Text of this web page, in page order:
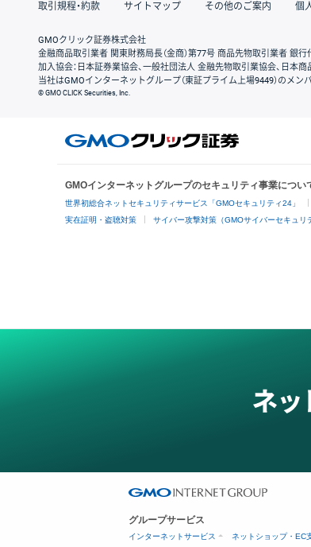
取引規程・約款 サイトマップ その他のご案内 個
GMOクリック証券株式会社
金融商品取引業者 関東財務局長（金商）第77号 商品先物取引業者 銀
加入協会：日本証券業協会、一般社団法人 金融先物取引業協会、日本
当社はGMOインターネットグループ（東証プライム上場9449）のメンバ
© GMO CLICK Securities, Inc.
GMOインターネットグループのセキュリティ事業につい
世界初総合ネットセキュリティサービス「GMOセキュリティ24」
実在証明・盗聴対策 サイバー攻撃対策（GMOサイバーセキュリ
グループサービス
インターネットサービス ネットショップ・EC